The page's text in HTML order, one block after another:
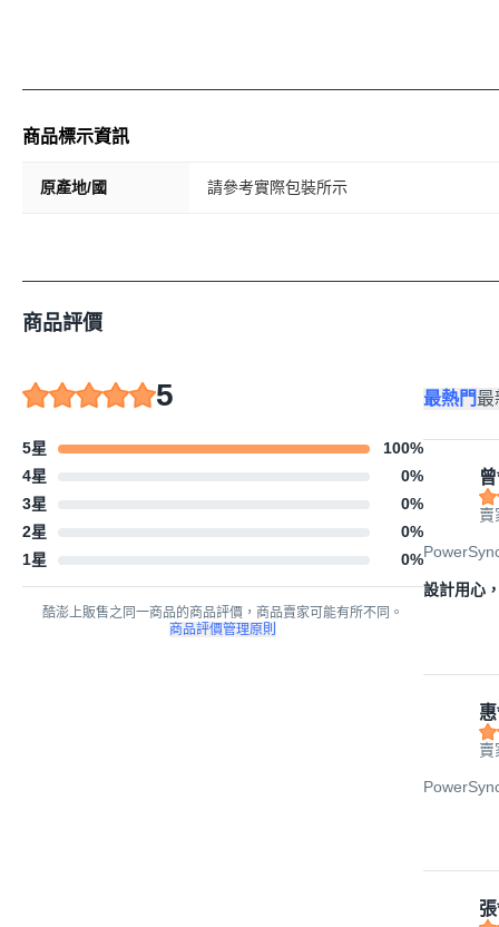
商品標示資訊
原產地/國 請參考實際包裝所示
商品評價
5
5星 100%
4星
0%
3星
0%
2星
0%
1星
0%
酷澎上販售之同一商品的商品評價，商品賣家可能有所不同。
商品評價管理原則
最熱門最
賣
設計用心
賣